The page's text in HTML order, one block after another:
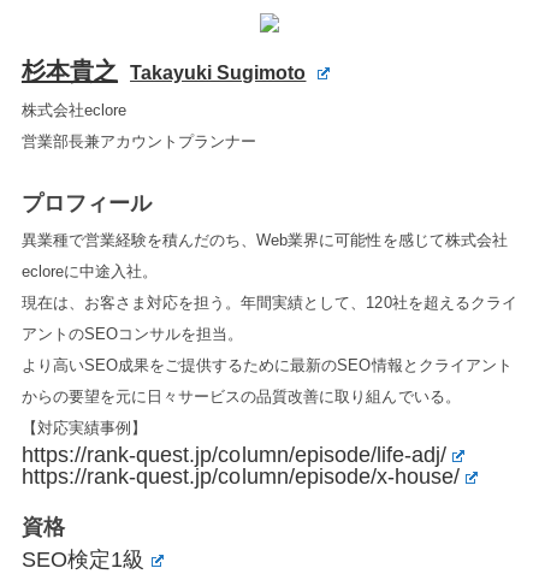
杉本貴之 Takayuki Sugimoto
株式会社eclore
営業部長兼アカウントプランナー
プロフィール
異業種で営業経験を積んだのち、Web業界に可能性を感じて株式会社
ecloreに中途入社。
現在は、お客さま対応を担う。年間実績として、120社を超えるクライ
アントのSEOコンサルを担当。
より高いSEO成果をご提供するために最新のSEO情報とクライアント
からの要望を元に日々サービスの品質改善に取り組んでいる。
【対応実績事例】
https://rank-quest.jp/column/episode/life-adj/
https://rank-quest.jp/column/episode/x-house/
資格
SEO検定1級